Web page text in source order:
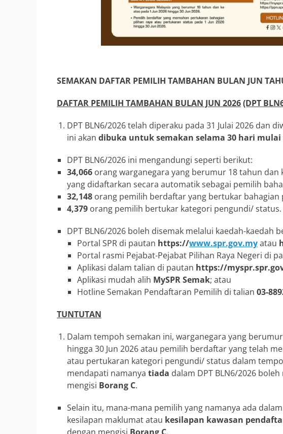
SEMAKAN DAFTAR PEMILIH TAMBAHAN BULAN JUN
DAFTAR PEMILIH TAMBAHAN BULAN JUN 2026(DPT
DPT BLN6/2026 telah diperaku pada 31 Julai 2026 dan
ini akan dibuka untuk semakan selama 30 hari mulai
DPT BLN6/2026 ini mengandungi seperti berikut:
34,066 orang warganegara yang berumur 18 tahun dan
yang didaftarkan secara automatik sebagai pemilih
32,148 orang pemilih berdaftar yang bertukar bahagian
4,379 orang pemilih bertukar kategori pengundi/ status.
DPT BLN6/2026 boleh disemak melalui kaedah-kaedah
Portal SPR di pautan https://www.spr.gov.myatau
Portal rasmi Pejabat-Pejabat Pilihan Raya Negeri di
Aplikasi dalam talian di pautan https://
Aplikasi mudah alih MySPR Semak; atau
Hotline Semakan Pendaftaran Pemilih di talian 03-
TUNTUTAN
Dalam tempoh semakan ini, warganegara yang
hingga 30 Jun 2026 atau pemilih berdaftar yang telah
atau pertukaran kategori pengundi/ status dalam
mendapati namanya tiada dalam DPT BLN6/2026
mengisi Borang C.
Selain itu, mana-mana pemilih yang namanya ada
kesilapan maklumat atau kesilapan kawasan